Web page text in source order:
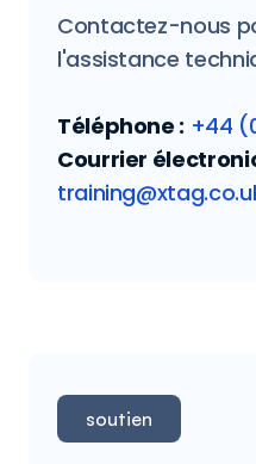
Contactez-nous
l'assistance
Téléphone : +44
Courrier
soutien